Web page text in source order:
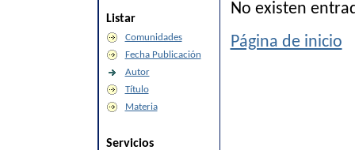
Listar
Comunidades
Fecha Publicación
Autor
Título
Materia
Servicios
No existen
Página de inicio